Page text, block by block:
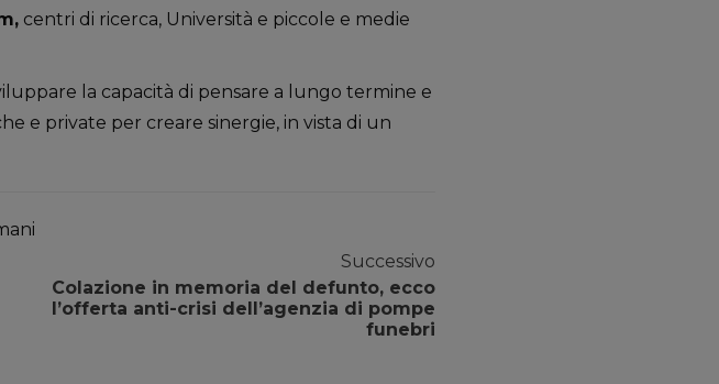
centri di ricerca, Università e piccole e medie
la capacità di pensare a lungo termine e
e private per creare sinergie, in vista di un
Successivo
Colazione in memoria del defunto, ecco
l’offerta anti-crisi dell’agenzia di pompe
funebri